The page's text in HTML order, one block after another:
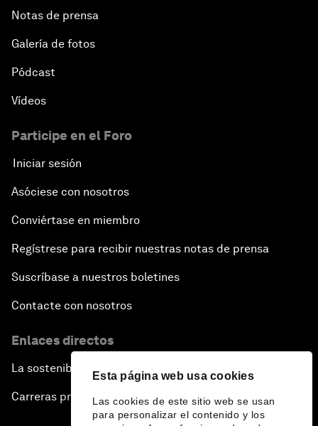
Esta página web usa cookies
Las cookies de este sitio web se usan
para personalizar el contenido y los
Notas de prensa
Galería de fotos
Pódcast
Vídeos
Participe en el Foro
Iniciar sesión
Asóciese con nosotros
Conviértase en miembro
Regístrese para recibir nuestras notas de prensa
Suscríbase a nuestros boletines
Contacte con nosotros
Enlaces directos
La sostenibilidad en el Foro
Carreras profesionales